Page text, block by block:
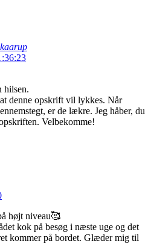
hilsen.
denne opskrift vil lykkes. Når
er de lækre. Jeg håber, du
Velbekomme!
højt niveau🥰
kok på besøg i næste uge og det
kommer på bordet. Glæder mig til